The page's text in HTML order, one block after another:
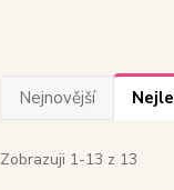
Nejnovější
Zobrazuji 1-13 z 13